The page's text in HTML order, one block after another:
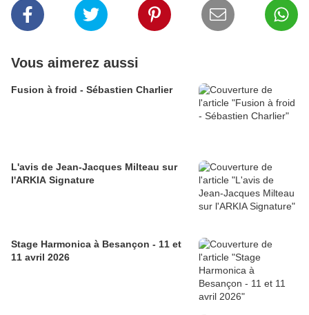
Vous aimerez aussi
Fusion à froid - Sébastien Charlier
L'avis de Jean-Jacques Milteau sur
l'ARKIA Signature
Stage Harmonica à Besançon - 11 et
11 avril 2026